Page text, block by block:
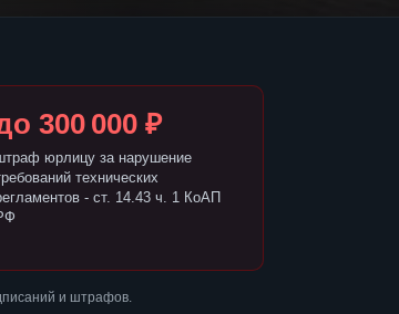
300 000 ₽
юрлицу за нарушение
технических
- ст. 14.43 ч. 1 КоАП
и штрафов.